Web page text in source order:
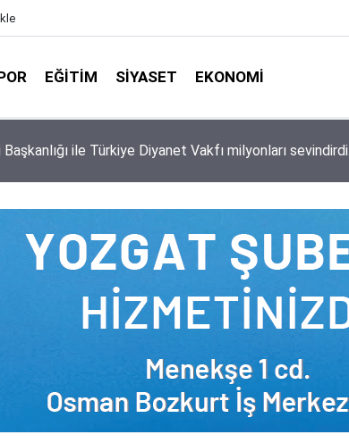
EĞITIM SIYASET EKONOMI
ile Türkiye Diyanet Vakfı milyonları sevindirdi